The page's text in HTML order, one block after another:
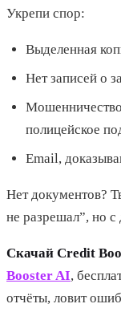
Укрепи спор:
Выделенная
Нет записей о
полицейское
Email,
Нет документов?
не разрешал”, но
Скачай Credit
Booster AI,
отчёты, ловит